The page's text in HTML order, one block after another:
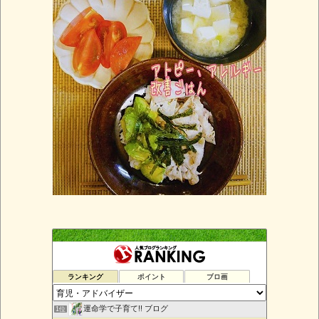
ランキング ポイント ブロ画
1位 運命学で子育て!! ブログ